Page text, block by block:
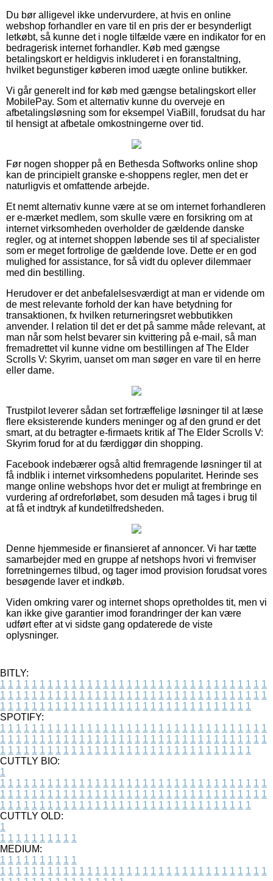
Du bør alligevel ikke undervurdere, at hvis en online
webshop forhandler en vare til en pris der er besynderligt
letkøbt, så kunne det i nogle tilfælde være en indikator for en
bedragerisk internet forhandler. Køb med gængse
betalingskort er heldigvis inkluderet i en foranstaltning,
hvilket begunstiger køberen imod uægte online butikker.
Vi går generelt ind for køb med gængse betalingskort eller
MobilePay. Som et alternativ kunne du overveje en
afbetalingsløsning som for eksempel ViaBill, forudsat du har
til hensigt at afbetale omkostningerne over tid.
Før nogen shopper på en Bethesda Softworks online shop
kan de principielt granske e-shoppens regler, men det er
naturligvis et omfattende arbejde.
Et nemt alternativ kunne være at se om internet forhandleren
er e-mærket medlem, som skulle være en forsikring om at
internet virksomheden overholder de gældende danske
regler, og at internet shoppen løbende ses til af specialister
som er meget fortrolige de gældende love. Dette er en god
mulighed for assistance, for så vidt du oplever dilemmaer
med din bestilling.
Herudover er det anbefalelsesværdigt at man er vidende om
de mest relevante forhold der kan have betydning for
transaktionen, fx hvilken returneringsret webbutikken
anvender. I relation til det er det på samme måde relevant, at
man når som helst bevarer sin kvittering på e-mail, så man
fremadrettet vil kunne vidne om bestillingen af The Elder
Scrolls V: Skyrim, uanset om man søger en vare til en herre
eller dame.
Trustpilot leverer sådan set fortræffelige løsninger til at læse
flere eksisterende kunders meninger og af den grund er det
smart, at du betragter e-firmaets kritik af The Elder Scrolls V:
Skyrim forud for at du færdiggør din shopping.
Facebook indebærer også altid fremragende løsninger til at
få indblik i internet virksomhedens popularitet. Herinde ses
mange online webshops hvor det er muligt at frembringe en
vurdering af ordreforløbet, som desuden må tages i brug til
at få et indtryk af kundetilfredsheden.
Denne hjemmeside er finansieret af annoncer. Vi har tætte
samarbejder med en gruppe af netshops hvori vi fremviser
forretningernes tilbud, og tager imod provision forudsat vores
besøgende laver et indkøb.
Viden omkring varer og internet shops opretholdes tit, men vi
kan ikke give garantier imod forandringer der kan være
udført efter at vi sidste gang opdaterede de viste
oplysninger.
BITLY:
1 1 1 1 1 1 1 1 1 1 1 1 1 1 1 1 1 1 1 1 1 1 1 1 1 1 1 1 1 1 1 1 1 1
1 1 1 1 1 1 1 1 1 1 1 1 1 1 1 1 1 1 1 1 1 1 1 1 1 1 1 1 1 1 1 1 1 1
1 1 1 1 1 1 1 1 1 1 1 1 1 1 1 1 1 1 1 1 1 1 1 1 1 1 1 1 1 1 1 1
SPOTIFY:
1 1 1 1 1 1 1 1 1 1 1 1 1 1 1 1 1 1 1 1 1 1 1 1 1 1 1 1 1 1 1 1 1 1
1 1 1 1 1 1 1 1 1 1 1 1 1 1 1 1 1 1 1 1 1 1 1 1 1 1 1 1 1 1 1 1 1 1
1 1 1 1 1 1 1 1 1 1 1 1 1 1 1 1 1 1 1 1 1 1 1 1 1 1 1 1 1 1 1 1
CUTTLY BIO:
1
1 1 1 1 1 1 1 1 1 1 1 1 1 1 1 1 1 1 1 1 1 1 1 1 1 1 1 1 1 1 1 1 1 1
1 1 1 1 1 1 1 1 1 1 1 1 1 1 1 1 1 1 1 1 1 1 1 1 1 1 1 1 1 1 1 1 1 1
1 1 1 1 1 1 1 1 1 1 1 1 1 1 1 1 1 1 1 1 1 1 1 1 1 1 1 1 1 1 1 1
CUTTLY OLD:
1
1 1 1 1 1 1 1 1 1 1
MEDIUM:
1 1 1 1 1 1 1 1 1 1
1 1 1 1 1 1 1 1 1 1 1 1 1 1 1 1 1 1 1 1 1 1 1 1 1 1 1 1 1 1 1 1 1 1